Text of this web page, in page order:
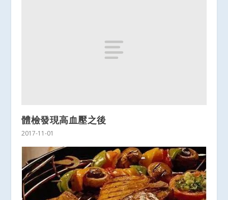
體檢發現高血壓之後
2017-11-01